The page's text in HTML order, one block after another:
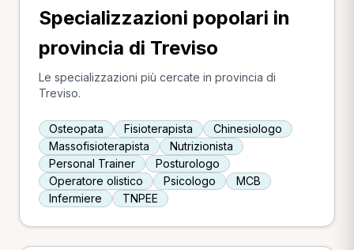
Specializzazioni popolari in
provincia di Treviso
Le specializzazioni più cercate in provincia di
Treviso.
Osteopata Fisioterapista
Chinesiologo
Massofisioterapista
Nutrizionista
Personal Trainer
Posturologo
Operatore olistico
Psicologo
MCB
Infermiere
TNPEE